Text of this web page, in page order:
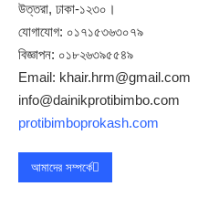
উত্তরা, ঢাকা-১২৩০।
যোগাযোগ: ০১৭১৫৩৬৩০৭৯
বিজ্ঞাপন: ০১৮২৬৩৯৫৫৪৯
Email: khair.hrm@gmail.com
info@dainikprotibimbo.com
protibimboprokash.com
আমাদের সম্পর্কে